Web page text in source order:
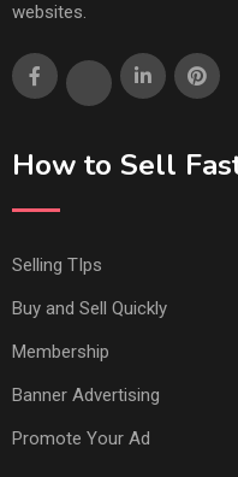
websites.
How to Sell
Selling TIps
Buy and Sell Quickly
Membership
Banner Advertising
Promote Your Ad